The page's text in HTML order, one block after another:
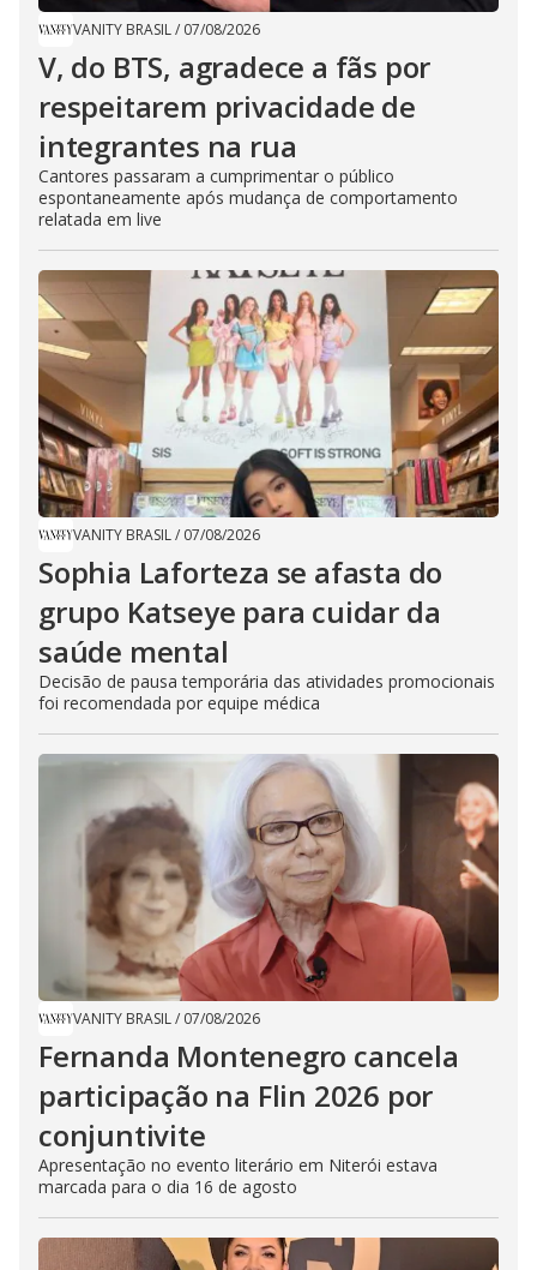
VANITY BRASIL/ 07/08/2026
V, do BTS, agradece a fãs por
respeitarem privacidade de
integrantes na rua
Cantores passaram a cumprimentar o público
espontaneamente após mudança de comportamento
relatada em live
VANITY BRASIL/ 07/08/2026
Sophia Laforteza se afasta do
grupo Katseye para cuidar da
saúde mental
Decisão de pausa temporária das atividades promocionais
foi recomendada por equipe médica
VANITY BRASIL/ 07/08/2026
Fernanda Montenegro cancela
participação na Flin 2026 por
conjuntivite
Apresentação no evento literário em Niterói estava
marcada para o dia 16 de agosto